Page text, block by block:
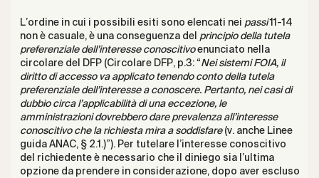
L’ordine in cui i possibili esiti sono elencati nei passi11-14
non è casuale, è una conseguenza del principio della tutela
preferenziale dell’interesse conoscitivoenunciato nella
circolare del DFP (Circolare DFP, p.3: “Nei sistemi FOIA, il
diritto di accesso va applicato tenendo conto della tutela
preferenziale dell’interesse a conoscere. Pertanto, nei casi di
dubbio circa l’applicabilità di una eccezione, le
amministrazioni dovrebbero dare prevalenza all’interesse
conoscitivo che la richiesta mira a soddisfare (v. anche Linee
guida ANAC, § 2.1.)”). Per tutelare l’interesse conoscitivo
del richiedente è necessario che il diniego sia l’ultima
opzione da prendere in considerazione, dopo aver escluso